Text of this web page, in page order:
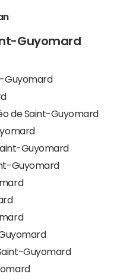
Guyomard
Guyomard
de Saint-Guyomard
Guyomard
Guyomard
Guyomard